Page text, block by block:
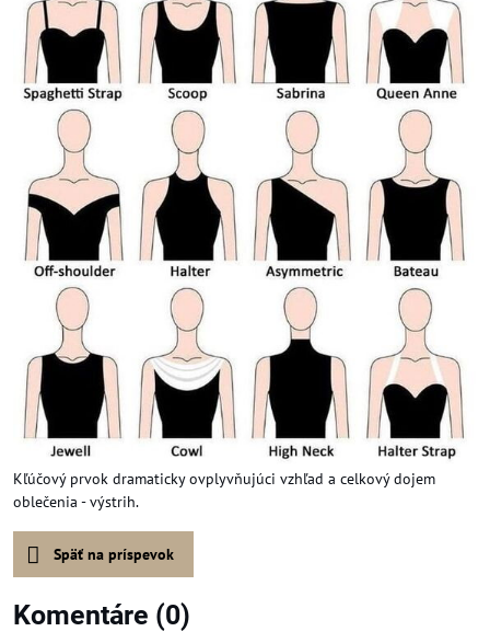
Kľúčový prvok dramaticky ovplyvňujúci vzhľad a celkový dojem
oblečenia - výstrih.
Späť na príspevok
Komentáre (0)